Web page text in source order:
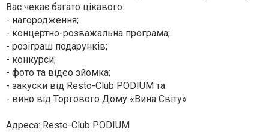
Вас чекає багато цікавого:
- нагородження;
- концертно-розважальна програма;
- розіграш подарунків;
- конкурси;
- фото та відео зйомка;
- закуски від Resto-Club PODIUM та
- вино від Торгового Дому «Вина Світу»
Адреса: Resto-Club PODIUM